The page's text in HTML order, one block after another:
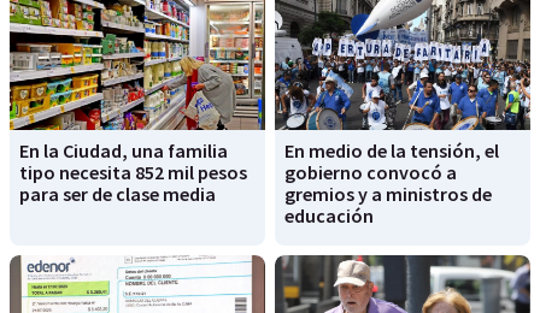
En la Ciudad, una familia
tipo necesita 852 mil pesos
para ser de clase media
En medio de la tensión, el
gobierno convocó a
gremios y a ministros de
educación